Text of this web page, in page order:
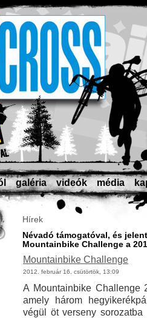
galéria videók média
Hírek
Névadó támogatóval, és
Mountainbike Challenge a
Mountainbike Challenge
2012. február 16. csütörtök, 13:09
A Mountainbike Challenge
amely három
végül öt verseny